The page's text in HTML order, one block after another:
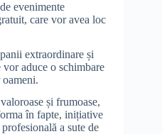
evenimente
care vor avea loc
extraordinare și
vor aduce o schimbare
și frumoase,
în fapte, inițiative
a sute de